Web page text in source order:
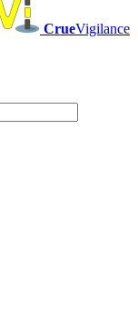
CrueVigilance